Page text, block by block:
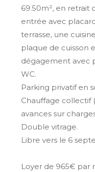
69.50m², en retrait
entrée avec
terrasse, une
plaque de cuisson
dégagement avec
WC.
Parking privatif en
Chauffage collectif
avances sur
Double vitrage.
Libre vers le 6
Loyer de 965€ par